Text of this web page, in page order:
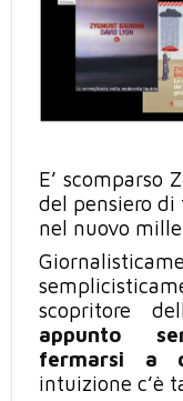
E’ scomparso
del pensiero di
nel nuovo
scopritore
appunto
fermarsi a
intuizione c’è